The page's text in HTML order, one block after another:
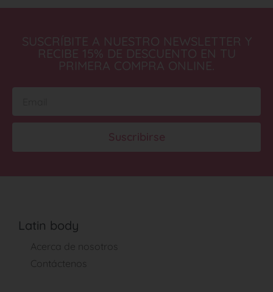
SUSCRÍBITE A NUESTRO NEWSLETTER Y
RECIBE 15% DE DESCUENTO EN TU
PRIMERA COMPRA ONLINE.
Suscribirse
Latin body
Acerca de nosotros
Contáctenos